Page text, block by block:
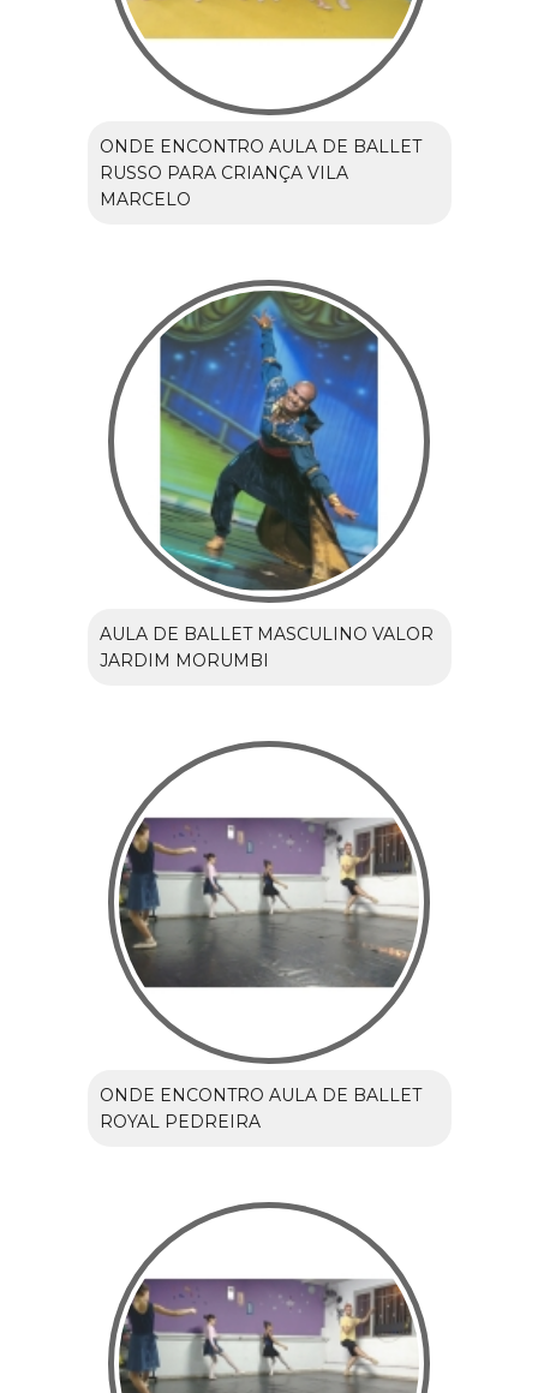
ONDE ENCONTRO AULA DE BALLET
RUSSO PARA CRIANÇA VILA
MARCELO
AULA DE BALLET MASCULINO VALOR
JARDIM MORUMBI
ONDE ENCONTRO AULA DE BALLET
ROYAL PEDREIRA